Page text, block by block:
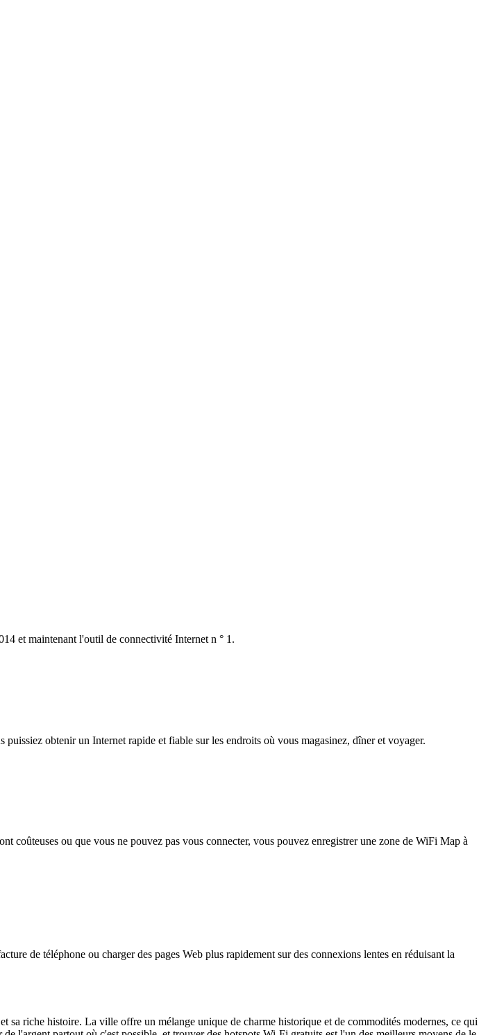
et maintenant l'outil de connectivité Internet n ° 1.
obtenir un Internet rapide et fiable sur les endroits où vous magasinez, dîner et voyager.
coûteuses ou que vous ne pouvez pas vous connecter, vous pouvez enregistrer une zone de WiFi Map à
de téléphone ou charger des pages Web plus rapidement sur des connexions lentes en réduisant la
riche histoire. La ville offre un mélange unique de charme historique et de commodités modernes, ce qui